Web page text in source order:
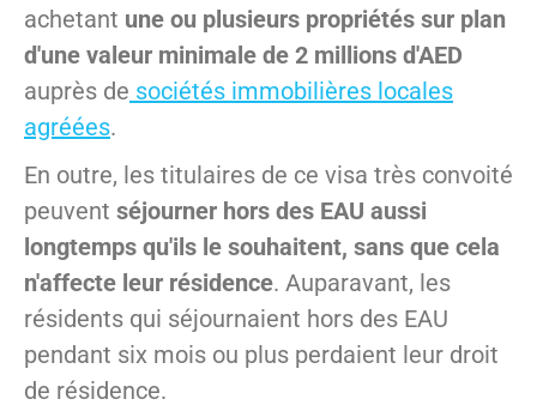
achetant une ou plusieurs propriétés sur plan
d'une valeur minimale de 2 millions d'AED
auprès de sociétés immobilières locales
agréées.
En outre, les titulaires de ce visa très convoité
peuvent séjourner hors des EAU aussi
longtemps qu'ils le souhaitent, sans que cela
n'affecte leur résidence. Auparavant, les
résidents qui séjournaient hors des EAU
pendant six mois ou plus perdaient leur droit
de résidence.